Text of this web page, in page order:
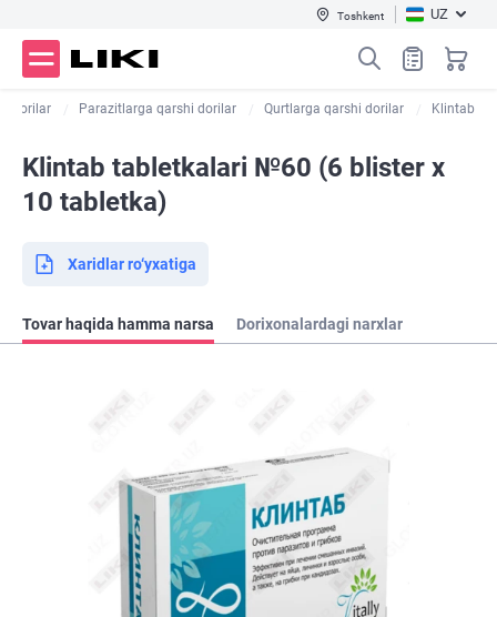
Toshkent UZ
dorilar Parazitlarga qarshi dorilar Qurtlarga qarshi dorilar Klintab
Klintab tabletkalari №60 (6 blister х
10 tabletka)
Xaridlar ro‘yxatiga
Tovar haqida hamma narsa Dorixonalardagi narxlar